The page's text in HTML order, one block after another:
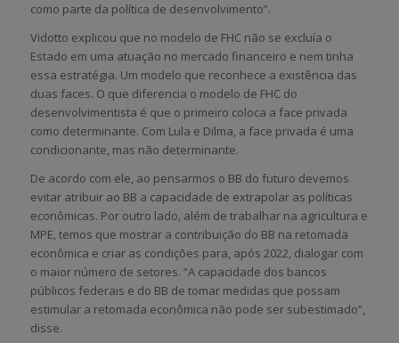
como parte da política de desenvolvimento”.
Vidotto explicou que no modelo de FHC não se excluía o
Estado em uma atuação no mercado financeiro e nem tinha
essa estratégia. Um modelo que reconhece a existência das
duas faces. O que diferencia o modelo de FHC do
desenvolvimentista é que o primeiro coloca a face privada
como determinante. Com Lula e Dilma, a face privada é uma
condicionante, mas não determinante.
De acordo com ele, ao pensarmos o BB do futuro devemos
evitar atribuir ao BB a capacidade de extrapolar as políticas
econômicas. Por outro lado, além de trabalhar na agricultura e
MPE, temos que mostrar a contribuição do BB na retomada
econômica e criar as condições para, após 2022, dialogar com
o maior número de setores. “A capacidade dos bancos
públicos federais e do BB de tomar medidas que possam
estimular a retomada econômica não pode ser subestimado”,
disse.